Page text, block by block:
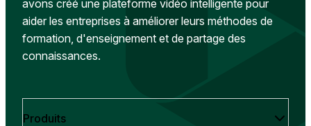
avons créé une plateforme vidéo intelligente pour
aider les entreprises à améliorer leurs méthodes de
formation, d'enseignement et de partage des
connaissances.
Produits